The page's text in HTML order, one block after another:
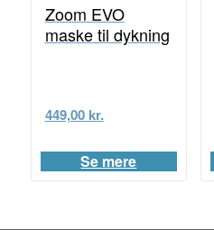
Zoom EVO
maske til dykning
449,00 kr.
Se mere